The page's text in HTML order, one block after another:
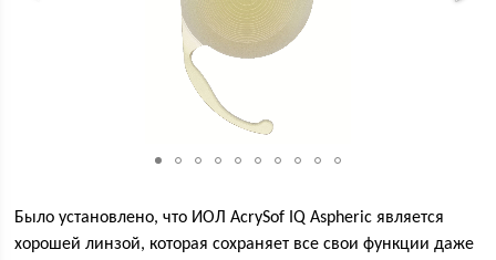
Было установлено, что ИОЛ AcrySof IQ Aspheric является
хорошей линзой, которая сохраняет все свои функции даже